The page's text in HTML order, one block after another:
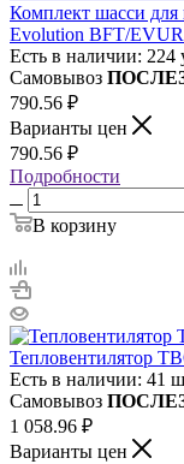
Комплект шасси для
Evolution BFT/
Есть в наличии: 224
Самовывоз
790.56 ₽
Варианты цен
790.56 ₽
Подробности
В корзину
Тепловентилятор
Есть в наличии: 41
Самовывоз
1 058.96 ₽
Варианты цен